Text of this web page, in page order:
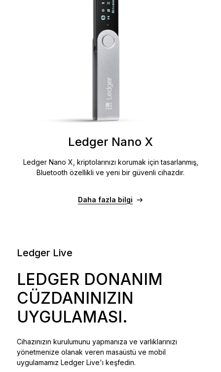
Ledger Nano X
Ledger Nano X, kriptolarınızı korumak için tasarlanmış,
Bluetooth özellikli ve yeni bir güvenli cihazdır.
Daha fazla bilgi
Ledger Live
LEDGER DONANIM
CÜZDANINIZIN
UYGULAMASI.
Cihazınızın kurulumunu yapmanıza ve varlıklarınızı
yönetmenize olanak veren masaüstü ve mobil
uygulamamız Ledger Live'ı keşfedin.